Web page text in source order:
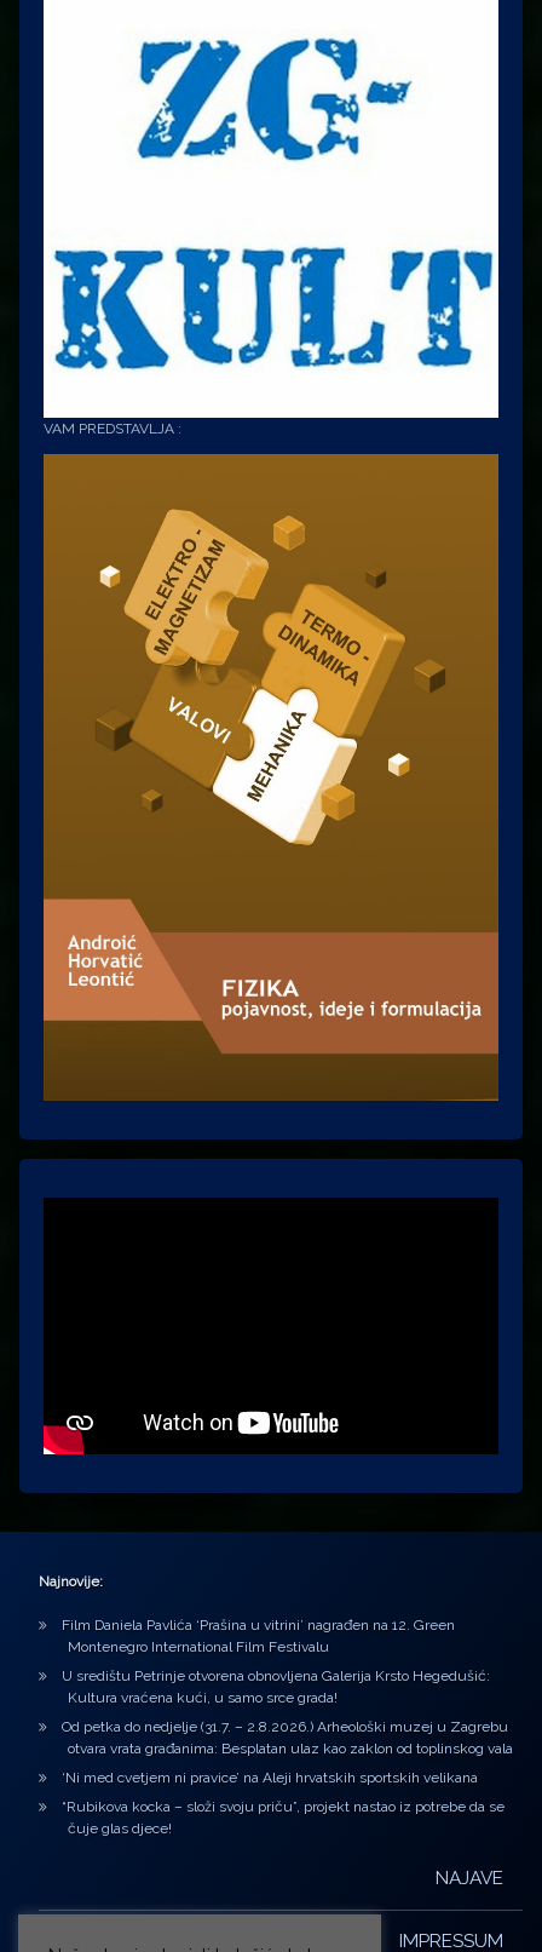
VAM PREDSTAVLJA :
Najnovije:
Film Daniela Pavlića ‘Prašina u vitrini’ nagrađen na 12. Green
Montenegro International Film Festivalu
U središtu Petrinje otvorena obnovljena Galerija Krsto Hegedušić:
Kultura vraćena kući, u samo srce grada!
Od petka do nedjelje (31.7. – 2.8.2026.) Arheološki muzej u Zagrebu
otvara vrata građanima: Besplatan ulaz kao zaklon od toplinskog vala
‘Ni med cvetjem ni pravice’ na Aleji hrvatskih sportskih velikana
“Rubikova kocka – složi svoju priču”, projekt nastao iz potrebe da se
čuje glas djece!
NAJAVE
IMPRESSUM